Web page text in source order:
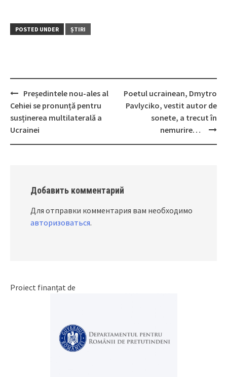
POSTED UNDER ȘTIRI
Post
navigation
Președintele nou-ales al
Cehiei se pronunță pentru
susținerea multilaterală a
Ucrainei
Poetul ucrainean, Dmytro
Pavlyciko, vestit autor de
sonete, a trecut în
nemurire…
Добавить комментарий
Для отправки комментария вам необходимо
авторизоваться.
Proiect finanțat de